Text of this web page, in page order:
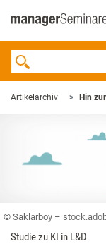
Artikelarchiv Hin
© Saklarboy –
Studie zu KI in L&D